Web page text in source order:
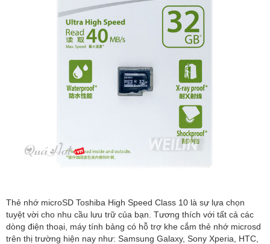
Thẻ nhớ microSD Toshiba High Speed Class 10 là sự lựa chọn
tuyệt vời cho nhu cầu lưu trữ của bạn. Tương thích với tất cả các
dòng điện thoại, máy tính bảng có hỗ trợ khe cắm thẻ nhớ microsd
trên thị trường hiện nay như: Samsung Galaxy, Sony Xperia, HTC,